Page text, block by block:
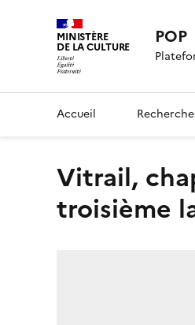
MINISTÈRE
DE LA CULTURE POP
Accueil Recherche
Vitrail, chapelle Saint-Sever, fenêtre J15, avant restauration,
troisième